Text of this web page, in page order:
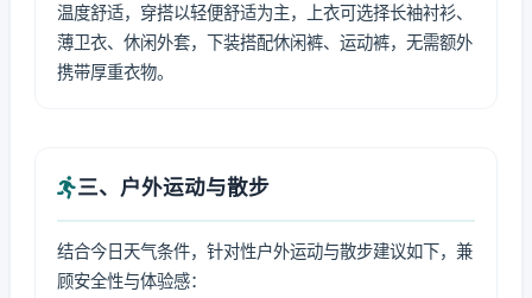
温度舒适，穿搭以轻便舒适为主，上衣可选择长袖衬衫、
薄卫衣、休闲外套，下装搭配休闲裤、运动裤，无需额外
携带厚重衣物。
三、户外运动与散步
结合今日天气条件，针对性户外运动与散步建议如下，兼
顾安全性与体验感：